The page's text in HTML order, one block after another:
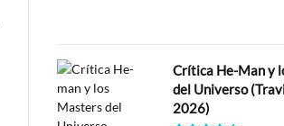
Crítica He-Man y
del Universo
2026)